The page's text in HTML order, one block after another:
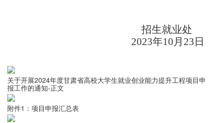
招生就业处
2023年10月 23 日
关于开展2024年度甘肃省高校大学生就业创业能力提升工程项目申
报工作的通知-正文
附件1：项目申报汇总表